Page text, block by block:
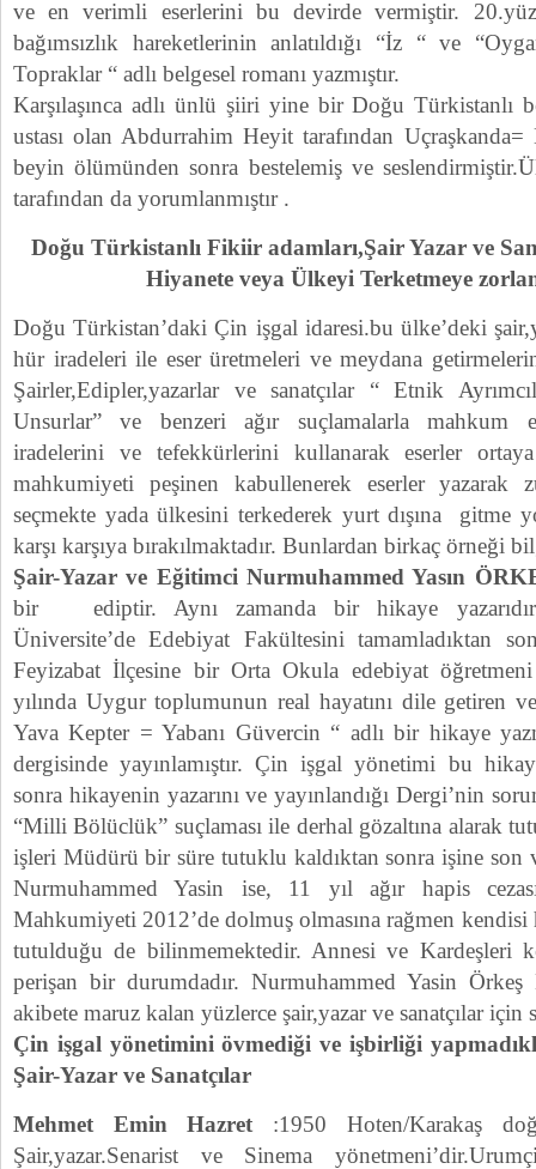
ve en verimli eserlerini bu devirde vermiştir.
bağımsızlık hareketlerinin anlatıldığı “İz “ ve
Topraklar “ adlı belgesel romanı yazmıştır.
Karşılaşınca adlı ünlü şiiri yine bir Doğu Türkistanlı
ustası olan Abdurrahim Heyit tarafından Uçraşkanda=
beyin ölümünden sonra bestelemiş ve
tarafından da yorumlanmıştır .
Doğu Türkistanlı Fikiir adamları,Şair Yazar ve
Hiyanete veya Ülkeyi Terketmeye
Doğu Türkistan’daki Çin işgal idaresi.bu ülke’deki
hür iradeleri ile eser üretmeleri ve meydana
Şairler,Edipler,yazarlar ve sanatçılar “ Etnik
Unsurlar” ve benzeri ağır suçlamalarla mahkum
iradelerini ve tefekkürlerini kullanarak eserler
mahkumiyeti peşinen kabullenerek eserler yazarak
seçmekte yada ülkesini terkederek yurt dışına gitme
karşı karşıya bırakılmaktadır. Bunlardan birkaç örneği
Şair-Yazar ve Eğitimci Nurmuhammed Yasın
bir ediptir. Aynı zamanda bir hikaye yazarıdır.
Üniversite’de Edebiyat Fakültesini tamamladıktan
Feyizabat İlçesine bir Orta Okula edebiyat öğretmeni
yılında Uygur toplumunun real hayatını dile getiren
Yava Kepter = Yabanı Güvercin “ adlı bir hikaye
dergisinde yayınlamıştır. Çin işgal yönetimi bu
sonra hikayenin yazarını ve yayınlandığı Dergi’nin
“Milli Bölüclük” suçlaması ile derhal gözaltına alarak
işleri Müdürü bir süre tutuklu kaldıktan sonra işine son
Nurmuhammed Yasin ise, 11 yıl ağır hapis
Mahkumiyeti 2012’de dolmuş olmasına rağmen
tutulduğu de bilinmemektedir. Annesi ve Kardeşleri
perişan bir durumdadır. Nurmuhammed Yasin Örkeş
akibete maruz kalan yüzlerce şair,yazar ve sanatçılar
Çin işgal yönetimini övmediği ve işbirliği
Şair-Yazar ve Sanatçılar
Mehmet Emin Hazret :1950 Hoten/Karakaş
Şair,yazar.Senarist ve Sinema